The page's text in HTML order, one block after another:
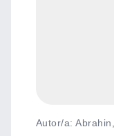
Autor/a: